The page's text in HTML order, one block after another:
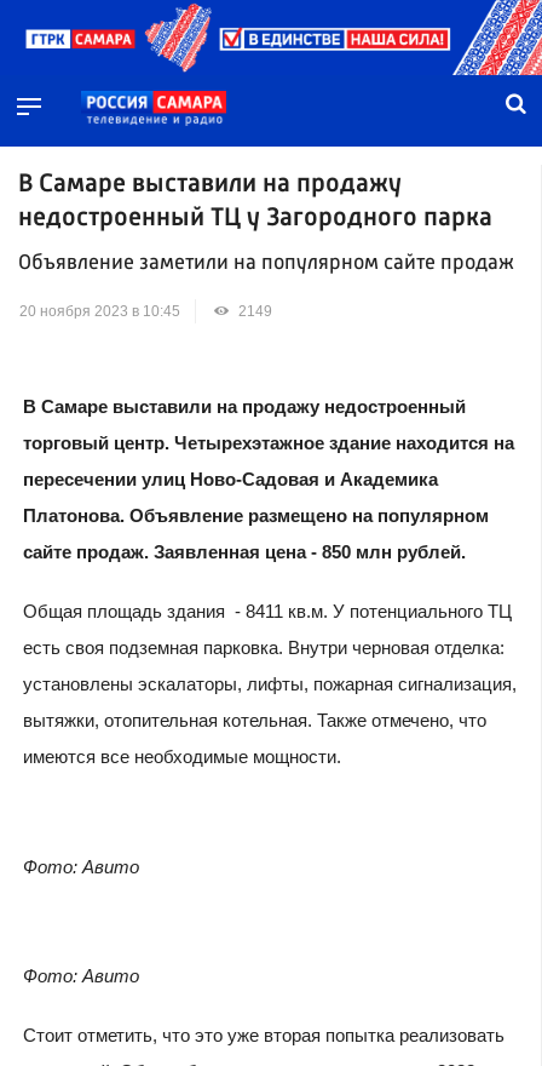
В Самаре выставили на продажу
недостроенный ТЦ у Загородного парка
Объявление заметили на популярном сайте продаж
20 ноября 2023 в 10:45 2149
В Самаре выставили на продажу недостроенный
торговый центр. Четырехэтажное здание находится на
пересечении улиц Ново-Садовая и Академика
Платонова. Объявление размещено на популярном
сайте продаж. Заявленная цена - 850 млн рублей.
Общая площадь здания - 8411 кв.м. У потенциального ТЦ
есть своя подземная парковка. Внутри черновая отделка:
установлены эскалаторы, лифты, пожарная сигнализация,
вытяжки, отопительная котельная. Также отмечено, что
имеются все необходимые мощности.
Фото: Авито
Фото: Авито
Стоит отметить, что это уже вторая попытка реализовать